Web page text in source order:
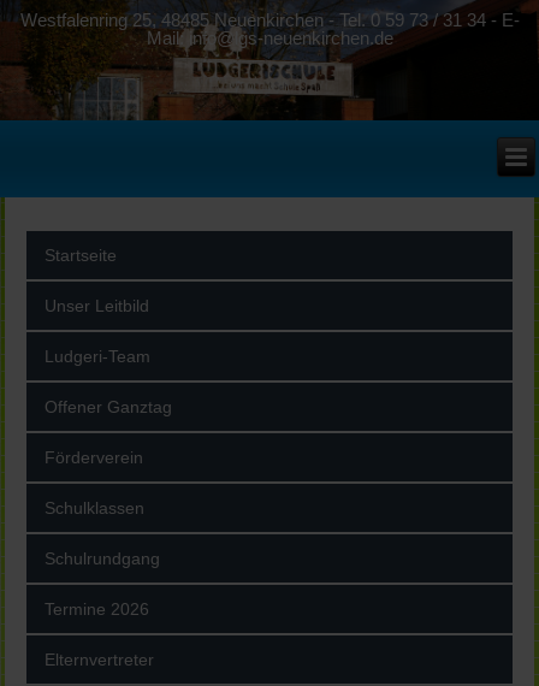
Westfalenring 25, 48485 Neuenkirchen - Tel. 0 59 73 / 31 34 - E-
Mail: info@lgs-neuenkirchen.de
Startseite
Unser Leitbild
Ludgeri-Team
Offener Ganztag
Förderverein
Schulklassen
Schulrundgang
Termine 2026
Elternvertreter